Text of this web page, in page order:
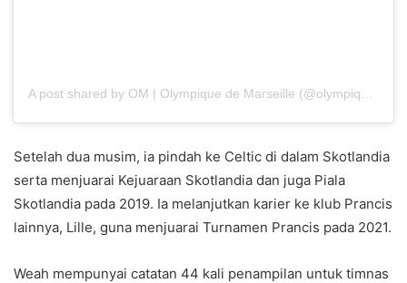
Setelah dua musim, ia pindah ke Celtic di dalam Skotlandia
serta menjuarai Kejuaraan Skotlandia dan juga Piala
Skotlandia pada 2019. Ia melanjutkan karier ke klub Prancis
lainnya, Lille, guna menjuarai Turnamen Prancis pada 2021.
Weah mempunyai catatan 44 kali penampilan untuk timnas